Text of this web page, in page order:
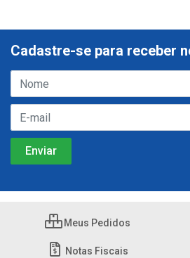
Cadastre-se para receber
Meus Pedidos
Notas Fiscais